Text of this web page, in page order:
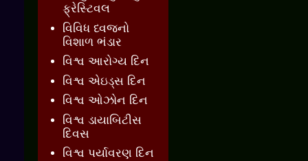
ફ્રેસ્ટિવલ
વિવિધ ધ્વજનો
વિશાળ ભંડાર
વિશ્વ આરોગ્ય દિન
વિશ્વ એઇડ્સ દિન
વિશ્વ ઓઝોન દિન
વિશ્વ ડાયાબિટીસ
દિવસ
વિશ્વ પર્યાવરણ દિન